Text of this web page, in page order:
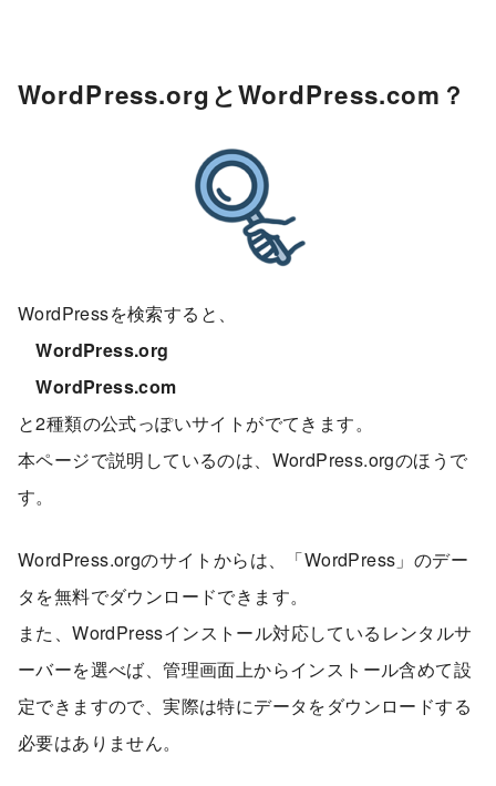
WordPress.orgとWordPress.com？
WordPressを検索すると、
WordPress.org
WordPress.com
と2種類の公式っぽいサイトがでてきます。
本ページで説明しているのは、WordPress.orgのほうで
す。
WordPress.orgのサイトからは、「WordPress」のデー
タを無料でダウンロードできます。
また、WordPressインストール対応しているレンタルサ
ーバーを選べば、管理画面上からインストール含めて設
定できますので、実際は特にデータをダウンロードする
必要はありません。